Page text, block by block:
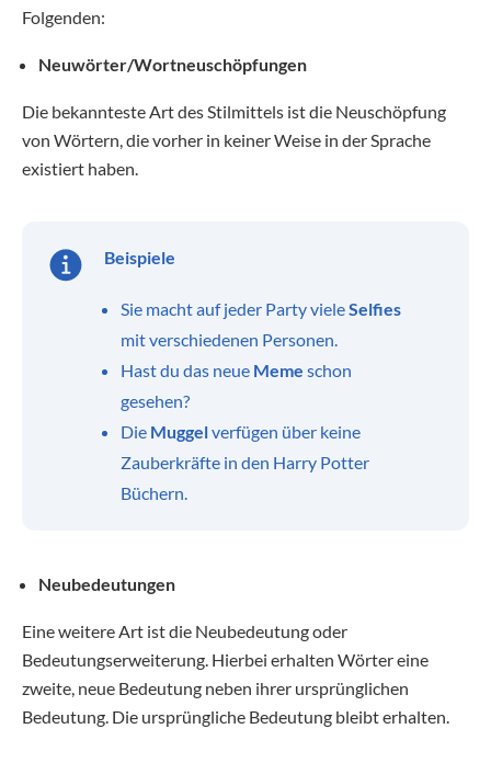
Folgenden:
Neuwörter/Wortneuschöpfungen
Die bekannteste Art des Stilmittels ist die Neuschöpfung
von Wörtern, die vorher in keiner Weise in der Sprache
existiert haben.
Beispiele
Sie macht auf jeder Party vieleSelfies
mit verschiedenen Personen.
Hast du das neue Meme schon
gesehen?
Die Muggelverfügen über keine
Zauberkräfte in den Harry Potter
Büchern.
Neubedeutungen
Eine weitere Art ist die Neubedeutung oder
Bedeutungserweiterung. Hierbei erhalten Wörter eine
zweite, neue Bedeutung neben ihrer ursprünglichen
Bedeutung. Die ursprüngliche Bedeutung bleibt erhalten.